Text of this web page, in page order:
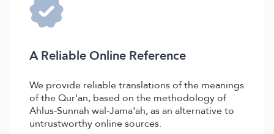
A Reliable Online Reference
We provide reliable translations of the meanings
of the Qur'an, based on the methodology of
Ahlus-Sunnah wal-Jama'ah, as an alternative to
untrustworthy online sources.